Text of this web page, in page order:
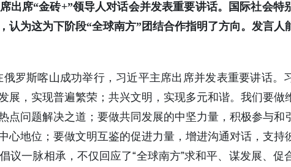
出席“金砖+”领导人对话会并发表重要讲话。国际社会特
认为这为下阶段“全球南方”团结合作指明了方向。发言人
俄罗斯喀山成功举行，习近平主席出席并发表重要讲话。
展，实现普遍繁荣；共兴文明，实现多元和谐。我们要做
点问题解决之道；要做共同发展的中坚力量，积极参与和
心地位；要做文明互鉴的促进力量，增进沟通对话，支持
议一脉相承，不仅回应了“全球南方”求和平、谋发展、促